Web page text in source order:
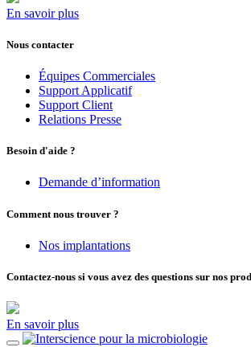
En savoir plus
Nous contacter
Équipes Commerciales
Support Applicatif
Support Client
Relations Presse
Besoin d'aide ?
Demande d’information
Comment nous trouver ?
Nos implantations
Contactez-nous si vous avez des questions sur nos
En savoir plus
pour la microbiologie